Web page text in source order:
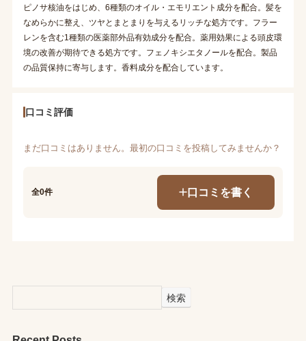
ピノサ核油をはじめ、6種類のオイル・エモリエント成分を配合。髪を
なめらかに整え、ツヤとまとまりを与えるリッチな処方です。フラー
レンを含む1種類の医薬部外品有効成分を配合。薬用効果による頭皮環
境の改善が期待できる処方です。フェノキシエタノールを配合。製品
の品質保持に寄与します。香料成分を配合しています。
口コミ評価
まだ口コミはありません。最初の口コミを投稿してみませんか？
全0件 口コミを書く
検索